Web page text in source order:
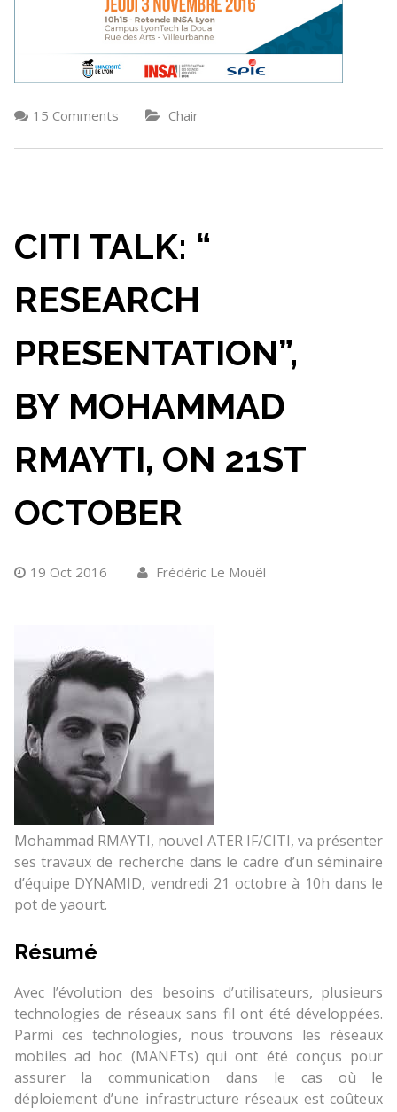
15 Comments Chair
CITI TALK: “​​
RESEARCH
PRESENTATION”,
BY MOHAMMAD
RMAYTI, ON 21ST
OCTOBER
19 Oct 2016 Frédéric Le Mouël
Mohammad RMAYTI, nouvel ATER IF/CITI, va présenter
ses travaux de recherche dans le cadre d’un séminaire
d’équipe DYNAMID, vendredi 21 octobre à 10h dans le
pot de yaourt.
Résumé
Avec l’évolution des besoins d’utilisateurs, plusieurs
technologies de réseaux sans fil ont été développées.
Parmi ces technologies, nous trouvons les réseaux
mobiles ad hoc (MANETs) qui ont été conçus pour
assurer la communication dans le cas où le
déploiement d’une infrastructure réseaux est coûteux